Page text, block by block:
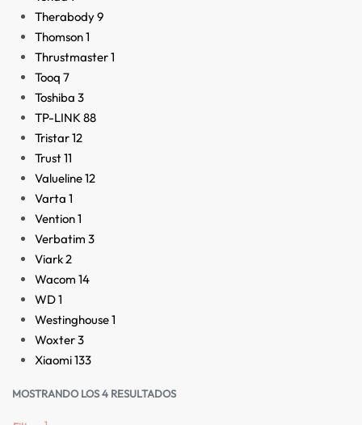
Therabody9
Thomson1
Thrustmaster1
Tooq 7
Toshiba 3
TP-LINK 88
Tristar12
Trust11
Valueline12
Varta 1
Vention1
Verbatim 3
Viark2
Wacom 14
WD1
Westinghouse1
Woxter3
Xiaomi133
MOSTRANDO LOS 4 RESULTADOS